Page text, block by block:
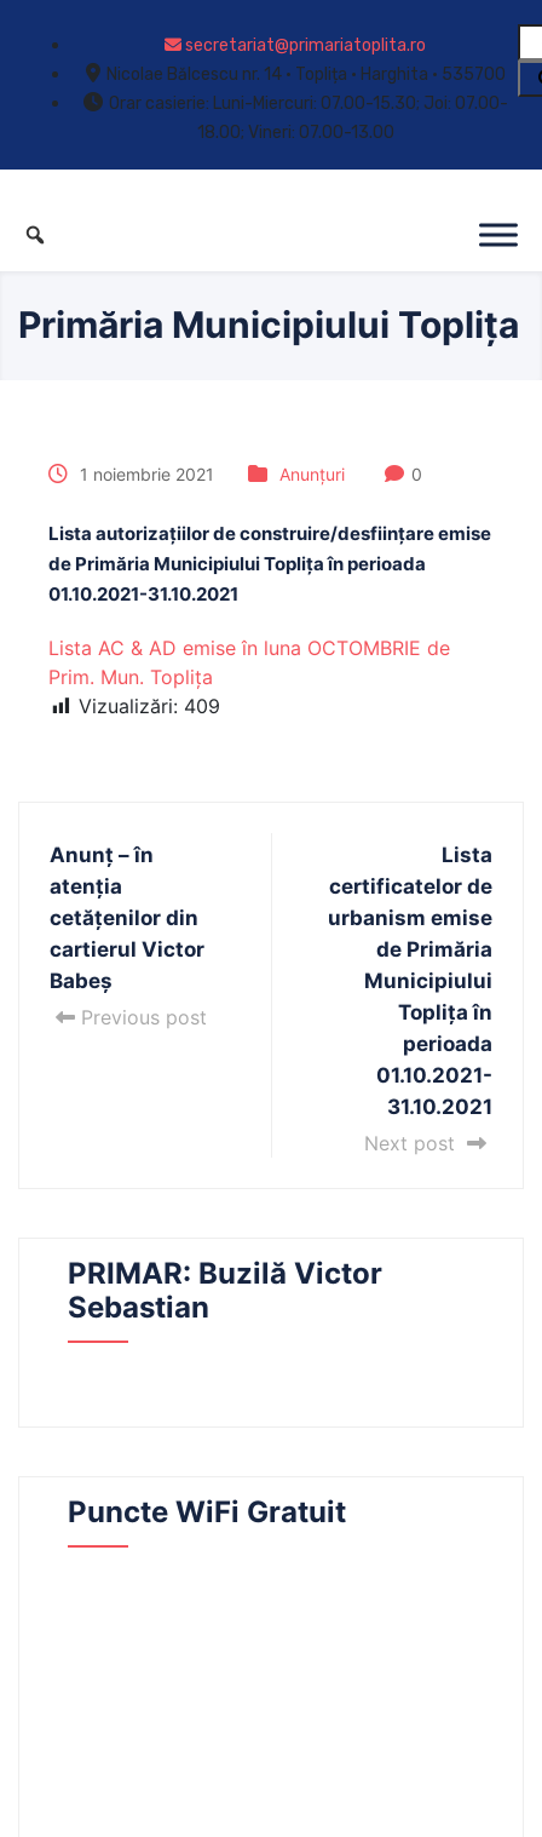
secretariat@primariatoplita.ro
Nicolae Bălcescu nr. 14 • Toplița • Harghita • 535700
Orar casierie: Luni-Miercuri: 07.00-15.30; Joi: 07.00-
18.00; Vineri: 07.00-13.00
Primăria Municipiului Toplița
1 noiembrie 2021 Anunțuri 0
Lista autorizațiilor de construire/desființare emise
de Primăria Municipiului Toplița în perioada
01.10.2021-31.10.2021
Lista AC & AD emise în luna OCTOMBRIE de
Prim. Mun. Toplița
Vizualizări: 409
Anunț – în
atenția
cetățenilor din
cartierul Victor
Babeș
Previous post
Lista
certificatelor de
urbanism emise
de Primăria
Municipiului
Toplița în
perioada
01.10.2021-
31.10.2021
Next post
PRIMAR: Buzilă Victor
Sebastian
Puncte WiFi Gratuit